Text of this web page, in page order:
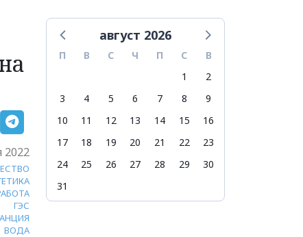
2022
ГЭС
ВОДА
август 2026
П В С Ч П С
В
1
2
3
4 5 6 7 8
9
10
11 12 13 14 15
16
17
18 19 20 21 22
23
24
25 26 27 28 29
30
31